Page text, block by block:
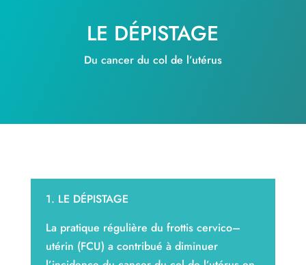
LE DÉPISTAGE
Du cancer du col de l’utérus
1. LE DÉPISTAGE
La pratique régulière du frottis cervico–
utérin (FCU) a contribué à diminuer